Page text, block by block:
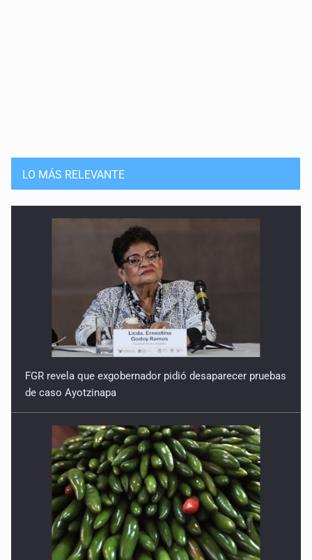
LO MÁS RELEVANTE
FGR revela que exgobernador pidió desaparecer pruebas
de caso Ayotzinapa